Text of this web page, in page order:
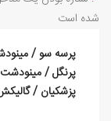
ﺷﺪه اﺳت
پرسه سو /
پرنگل /
پزشکیان /